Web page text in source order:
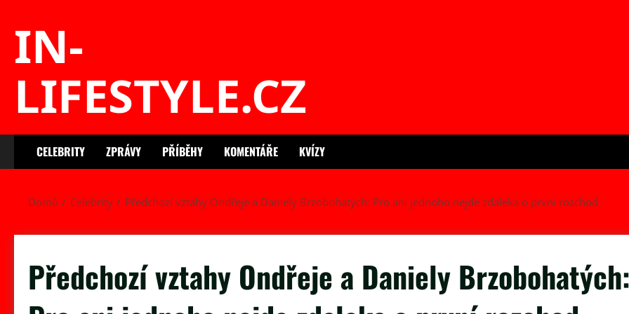
IN-
LIFESTYLE.CZ
CELEBRITY ZPRÁVY PŘÍBĚHY KOMENTÁŘE KVÍZY
Domů Celebrity Předchozí vztahy Ondřeje a Daniely Brzobohatých: Pro ani jednoho nejde zdaleka o první rozchod
Předchozí vztahy Ondřeje a Daniely